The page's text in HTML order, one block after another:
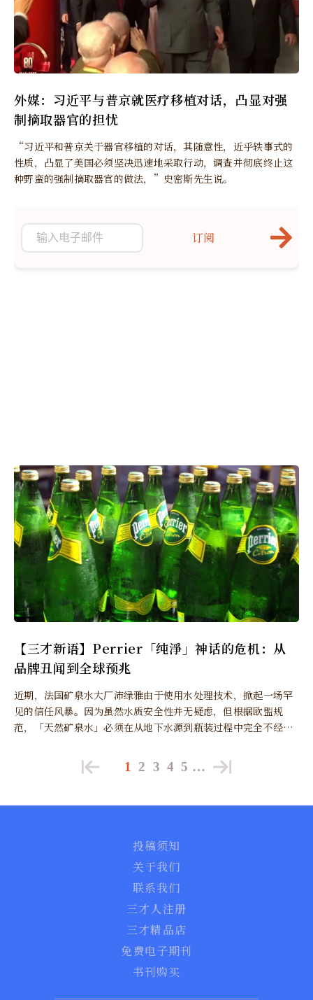
外媒：习近平与普京就医疗移植对话，凸显对强
制摘取器官的担忧
“习近平和普京关于器官移植的对话，其随意性，近乎轶事式的
性质，凸显了美国必须坚决迅速地采取行动，调查并彻底终止这
种野蛮的强制摘取器官的做法，”史密斯先生说。
【三才新语】Perrier「纯淨」神话的危机：从
品牌丑闻到全球预兆
近期，法国矿泉水大厂沛绿雅由于使用水处理技术，掀起一场罕
见的信任风暴。因为虽然水质安全性并无疑虑，但根据欧盟规
范，「天然矿泉水」必须在从地下水源到瓶装过程中完全不经改
订阅
1 2 3 4 5 …
投稿须知
关于我们
联系我们
三才人注册
三才精品店
免费电子期刊
书刊购买